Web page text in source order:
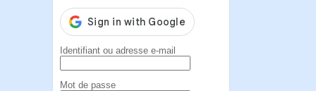
Identifiant ou adresse e-mail
Mot de passe